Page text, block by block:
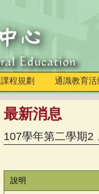
課程規劃 通識教育活
最新消息
107學年第二學期2
說明